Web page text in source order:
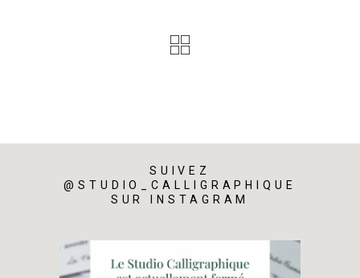
SUIVEZ
@STUDIO_CALLIGRAPHIQUE
SUR INSTAGRAM